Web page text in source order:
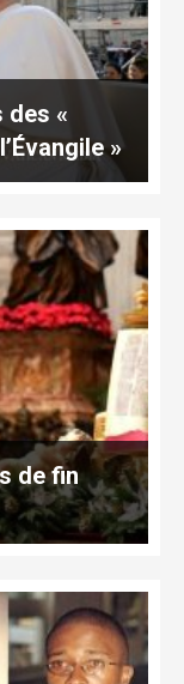
des «
»
de fin